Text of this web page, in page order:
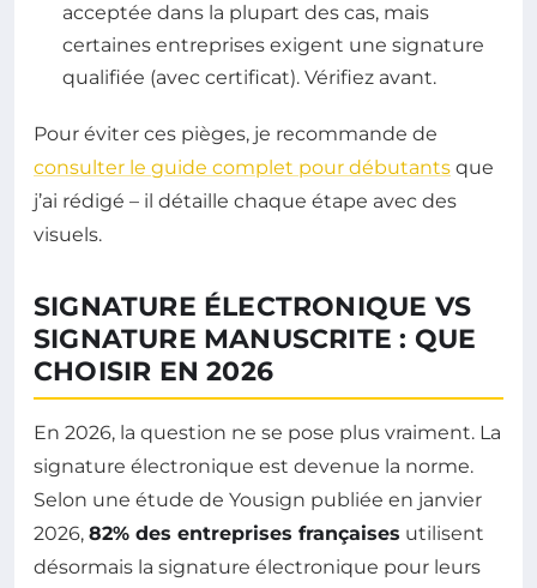
acceptée dans la plupart des cas, mais
certaines entreprises exigent une signature
qualifiée (avec certificat). Vérifiez avant.
Pour éviter ces pièges, je recommande de
consulter le guide complet pour débutants que
j’ai rédigé – il détaille chaque étape avec des
visuels.
SIGNATURE ÉLECTRONIQUE VS
SIGNATURE MANUSCRITE : QUE
CHOISIR EN 2026
En 2026, la question ne se pose plus vraiment. La
signature électronique est devenue la norme.
Selon une étude de Yousign publiée en janvier
2026, 82% des entreprises françaises utilisent
désormais la signature électronique pour leurs